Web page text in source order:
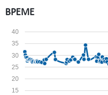
ВРЕМЕ
15
20
25
30
35
40